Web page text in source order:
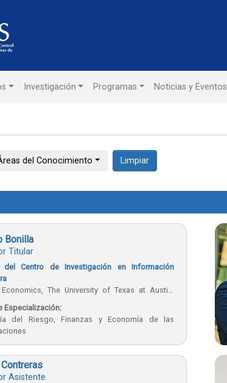
Investigación Programas Noticias y Eventos
del Conocimiento Limpiar
Bonilla
Titular
del Centro de Investigación en Información
Economics, The University of Texas at Austin,
Especialización:
del Riesgo, Finanzas y Economía de las
Asistente